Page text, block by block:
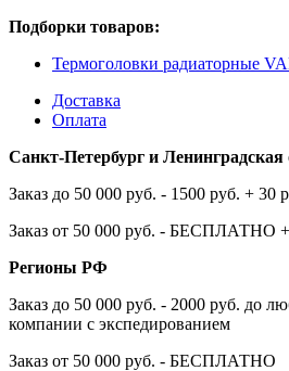
Подборки товаров:
Термоголовки радиаторные
Доставка
Оплата
Санкт-Петербург и Ленинградская
Заказ до 50 000 руб. - 1500 руб. +
Заказ от 50 000 руб. - БЕСПЛАТНО
Регионы РФ
Заказ до 50 000 руб. - 2000 руб. до
компании с экспедированием
Заказ от 50 000 руб. - БЕСПЛАТНО